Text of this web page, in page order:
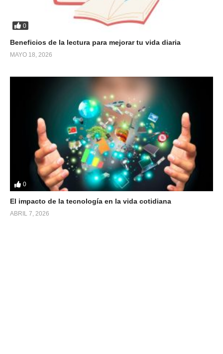
0
Beneficios de la lectura para mejorar tu vida diaria
MAYO 18, 2026
0
El impacto de la tecnología en la vida cotidiana
ABRIL 7, 2026